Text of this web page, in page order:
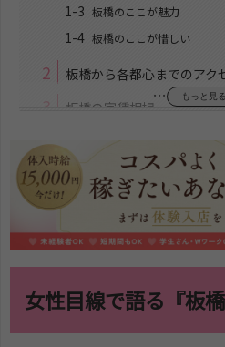
1-3 板橋のここが魅力
1-4 板橋のここが惜しい
2 板橋から各都心までのアク
板橋の家賃相場
3-2
3-3 シェアハウス
4
上京して板橋に住むのが向
4-2 都心へのアクセスを優先す
4-3 商店街や買い物環境を大切
… もっと見る
女性目線で語る『板